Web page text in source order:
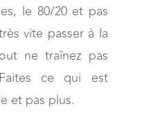
le 80/20 et pas
vite passer à la
ne traînez pas
ce qui est
et pas plus.